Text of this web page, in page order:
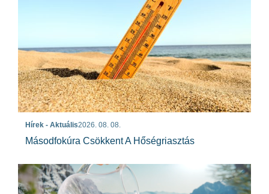
Hírek - Aktuális2026. 08. 08.
Másodfokúra Csökkent A Hőségriasztás